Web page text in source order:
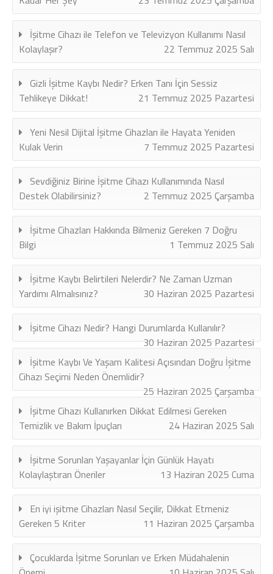
İşitme Cihazı ile Telefon ve Televizyon Kullanımı Nasıl
Kolaylaşır?
22 Temmuz 2025 Salı
Gizli İşitme Kaybı Nedir? Erken Tanı İçin Sessiz
Tehlikeye Dikkat!
21 Temmuz 2025 Pazartesi
Yeni Nesil Dijital İşitme Cihazları ile Hayata Yeniden
Kulak Verin
7 Temmuz 2025 Pazartesi
Sevdiğiniz Birine İşitme Cihazı Kullanımında Nasıl
Destek Olabilirsiniz?
2 Temmuz 2025 Çarşamba
İşitme Cihazları Hakkında Bilmeniz Gereken 7 Doğru
Bilgi
1 Temmuz 2025 Salı
İşitme Kaybı Belirtileri Nelerdir? Ne Zaman Uzman
Yardımı Almalısınız?
30 Haziran 2025 Pazartesi
İşitme Cihazı Nedir? Hangi Durumlarda Kullanılır?
30 Haziran 2025 Pazartesi
İşitme Kaybı Ve Yaşam Kalitesi Açısından Doğru İşitme
Cihazı Seçimi Neden Önemlidir?
25 Haziran 2025 Çarşamba
İşitme Cihazı Kullanırken Dikkat Edilmesi Gereken
Temizlik ve Bakım İpuçları
24 Haziran 2025 Salı
İşitme Sorunları Yaşayanlar İçin Günlük Hayatı
Kolaylaştıran Öneriler
13 Haziran 2025 Cuma
En iyi işitme Cihazları Nasıl Seçilir, Dikkat Etmeniz
Gereken 5 Kriter
11 Haziran 2025 Çarşamba
Çocuklarda İşitme Sorunları ve Erken Müdahalenin